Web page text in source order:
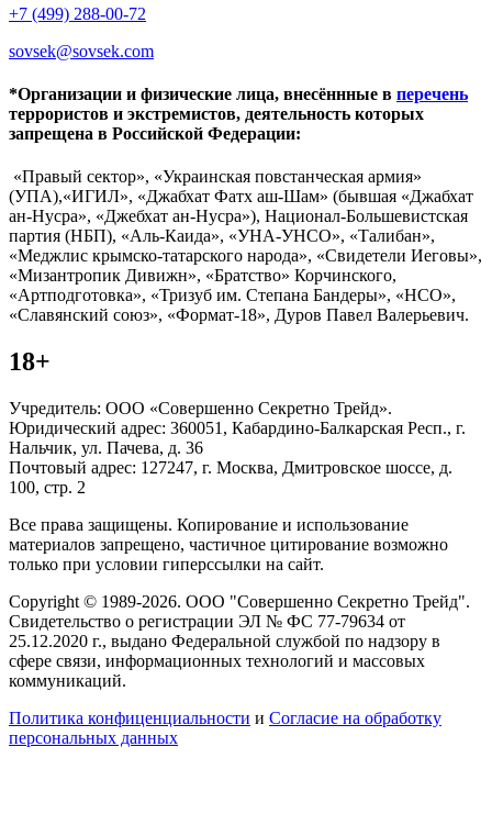
+7 (499) 288-00-72
sovsek@sovsek.com
*Организации и физические лица, внесённные в перечень
террористов и экстремистов, деятельность которых
запрещена в Российской Федерации:
«Правый сектор», «Украинская повстанческая армия»
(УПА),«ИГИЛ», «Джабхат Фатх аш-Шам» (бывшая «Джабхат
ан-Нусра», «Джебхат ан-Нусра»), Национал-Большевистская
партия (НБП), «Аль-Каида», «УНА-УНСО», «Талибан»,
«Меджлис крымско-татарского народа», «Свидетели Иеговы»,
«Мизантропик Дивижн», «Братство» Корчинского,
«Артподготовка», «Тризуб им. Степана Бандеры», «НСО»,
«Славянский союз», «Формат-18», Дуров Павел Валерьевич.
18+
Учредитель: ООО «Совершенно Секретно Трейд».
Юридический адрес: 360051, Кабардино-Балкарская Респ., г.
Нальчик, ул. Пачева, д. 36
Почтовый адрес: 127247, г. Москва, Дмитровское шоссе, д.
100, стр. 2
Все права защищены. Копирование и использование
материалов запрещено, частичное цитирование возможно
только при условии гиперссылки на сайт.
Copyright © 1989-2026. ООО "Совершенно Секретно Трейд".
Свидетельство о регистрации ЭЛ № ФС 77-79634 от
25.12.2020 г., выдано Федеральной службой по надзору в
сфере связи, информационных технологий и массовых
коммуникаций.
Политика конфиценциальности и Согласие на обработку
персональных данных